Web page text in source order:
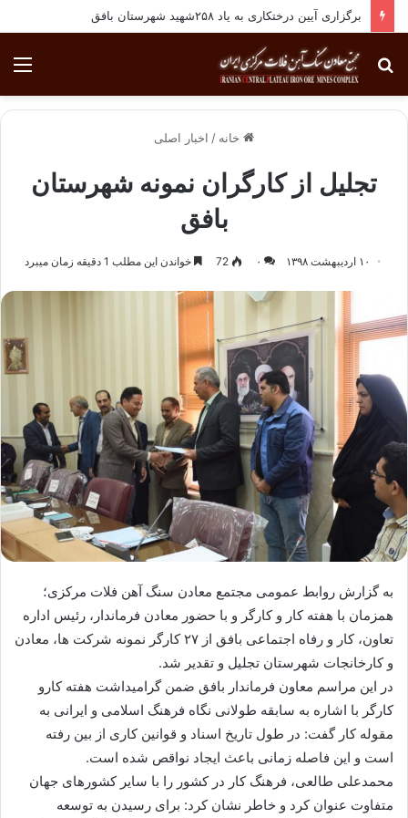
برگزاری آیین درختکاری به یاد ۲۵۸شهید شهرستان بافق
جستجو
برای
خانه / اخبار اصلی
تجلیل از کارگران نمونه شهرستان
بافق
۱۰ اردیبهشت ۱۳۹۸ ۰ 72 خواندن این مطلب 1 دقیقه زمان میبرد
به گزارش روابط عمومی مجتمع معادن سنگ آهن فلات مرکزی؛
همزمان با هفته کار و کارگر و با حضور معادن فرماندار، رئیس اداره
تعاون، کار و رفاه اجتماعی بافق از ۲۷ کارگر نمونه شرکت ها، معادن
و کارخانجات شهرستان تجلیل و تقدیر شد.
در این مراسم معاون فرماندار بافق ضمن گرامیداشت هفته کارو
کارگر با اشاره به سابقه طولانی نگاه فرهنگ اسلامی و ایرانی به
مقوله کار گفت: در طول تاریخ اسناد و قوانین کاری از بین رفته
است و این فاصله زمانی باعث ایجاد نواقص شده است.
محمدعلی طالعی، فرهنگ کار در کشور را با سایر کشورهای جهان
متفاوت عنوان کرد و خاطر نشان کرد: برای رسیدن به توسعه